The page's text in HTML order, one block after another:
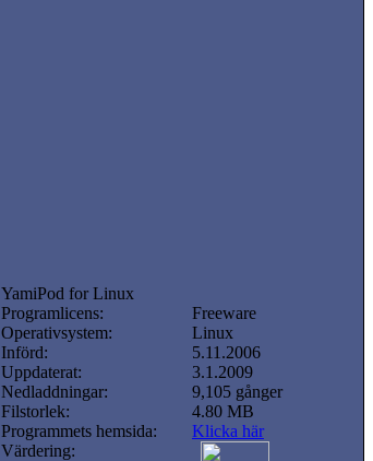
YamiPod for Linux
Programlicens:
Freeware
Operativsystem:
Linux
Införd:
5.11.2006
Uppdaterat:
3.1.2009
Nedladdningar:
9,105 gånger
Filstorlek:
4.80 MB
Programmets hemsida:
Klicka här
Värdering: